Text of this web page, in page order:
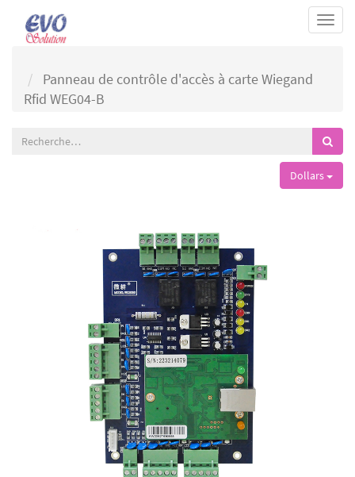
Panneau de contrôle d'accès à carte Wiegand
Rfid WEG04-B
Dollars